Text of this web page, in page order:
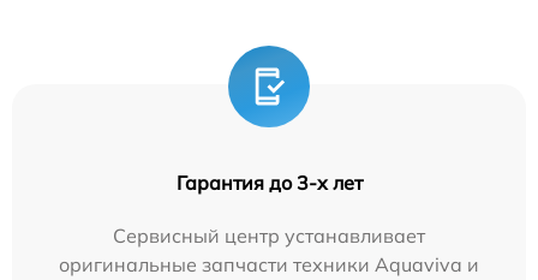
Гарантия до 3-х лет
Сервисный центр устанавливает
оригинальные запчасти техники Aquaviva и